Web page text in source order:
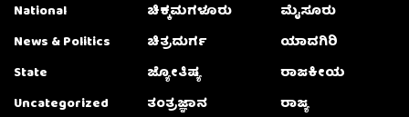
National
News & Politics
State
Uncategorized
ಚಿಕ್ಕಮಗಳೂರು
ಚಿತ್ರದುರ್ಗ
ಜ್ಯೋತಿಷ್ಯ
ತಂತ್ರಜ್ಞಾನ
ಮೈಸೂರು
ಯಾದಗಿರಿ
ರಾಜಕೀಯ
ರಾಜ್ಯ